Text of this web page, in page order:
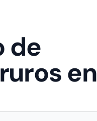
de
en